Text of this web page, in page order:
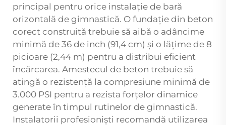
principal pentru orice instalație de bară
orizontală de gimnastică. O fundație din beton
corect construită trebuie să aibă o adâncime
minimă de 36 de inch (91,4 cm) și o lățime de 8
picioare (2,44 m) pentru a distribui eficient
încărcarea. Amestecul de beton trebuie să
atingă o rezistență la compresiune minimă de
3.000 PSI pentru a rezista forțelor dinamice
generate în timpul rutinelor de gimnastică.
Instalatorii profesioniști recomandă utilizarea